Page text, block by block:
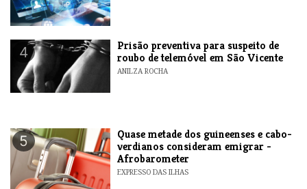
4
Prisão preventiva para suspeito de
roubo de telemóvel em São Vicente
ANILZA ROCHA
5
Quase metade dos guineenses e cabo-
verdianos consideram emigrar -
Afrobarometer
EXPRESSO DAS ILHAS